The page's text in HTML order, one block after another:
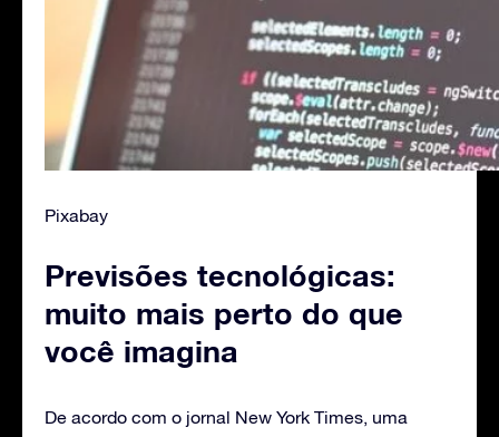
Pixabay
Previsões tecnológicas:
muito mais perto do que
você imagina
De acordo com o jornal New York Times, uma